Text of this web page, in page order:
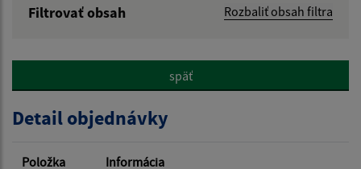
Filtrovať obsah
Rozbaliť obsah filtra
Hľadať v:
späť
Detail objednávky
Položka Informácia